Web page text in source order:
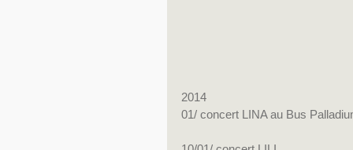
2014
01/ concert LINA au Bus